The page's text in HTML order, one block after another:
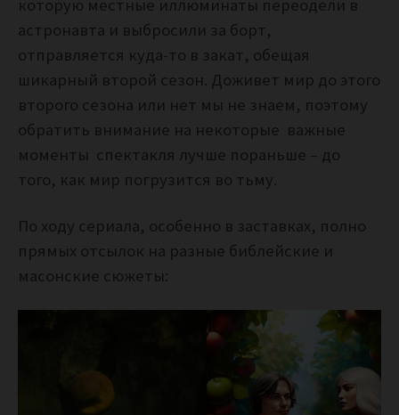
которую местные иллюминаты переодели в
астронавта и выбросили за борт,
отправляется куда-то в закат, обещая
шикарный второй сезон. Доживет мир до этого
второго сезона или нет мы не знаем, поэтому
обратить внимание на некоторые важные
моменты спектакля лучше пораньше – до
того, как мир погрузится во тьму.
По ходу сериала, особенно в заставках, полно
прямых отсылок на разные библейские и
масонские сюжеты: